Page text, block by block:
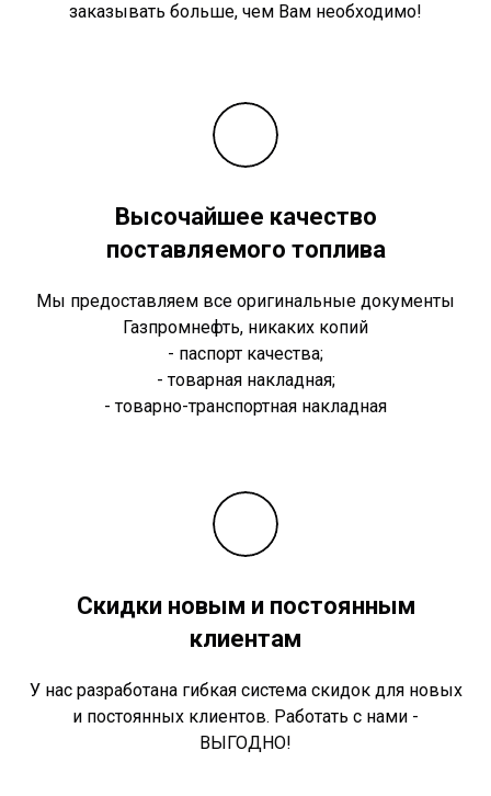
заказывать больше, чем Вам необходимо!
Высочайшее качество
поставляемого топлива
Мы предоставляем все оригинальные документы
Газпромнефть, никаких копий
- паспорт качества;
- товарная накладная;
- товарно-транспортная накладная
Скидки новым и постоянным
клиентам
У нас разработана гибкая система скидок для новых
и постоянных клиентов. Работать с нами -
ВЫГОДНО!